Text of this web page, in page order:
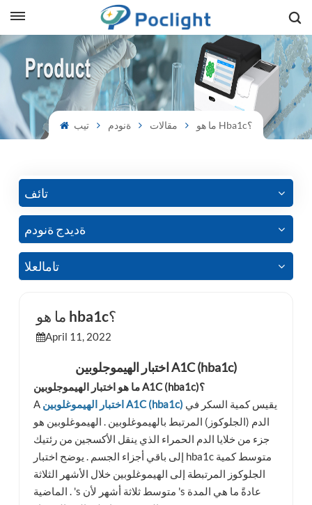
تيب ةنودم مقالات ما هو Hba1c؟
تائف
ةديدج ةنودم
تامالعلا
ما هو hba1c؟
April 11, 2022
اختبار الهيموجلوبين A1C (hba1c)
ما هو اختبار الهيموجلوبين A1C (hba1c)؟
A
اختبار الهيموغلوبين A1C (hba1c)
الدم (الجلوكوز) المرتبط بالهيموغلوبين . الهيموغلوبين هو
جزء من خلايا الدم الحمراء الذي ينقل الأكسجين من رئتيك
إلى باقي أجزاء الجسم . يوضح اختبار hba1c متوسط كمية
الجلوكوز المرتبطة إلى الهيموغلوبين خلال الأشهر الثلاثة
الماضية . 's متوسط ثلاثة أشهر لأن 's عادةً ما هي المدة